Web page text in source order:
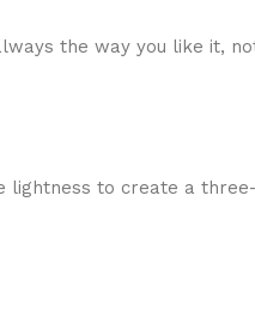
the way you like it,
lightness to create a